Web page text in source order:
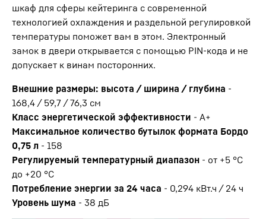
шкаф для сферы кейтеринга с современной
технологией охлаждения и раздельной регулировкой
температуры поможет вам в этом. Электронный
замок в двери открывается с помощью PIN-кода и не
допускает к винам посторонних.
Внешние размеры: высота / ширина / глубина -
168,4 / 59,7 / 76,3 см
Класс энергетической эффективности - A+
Максимальное количество бутылок формата Бордо
0,75 л - 158
Регулируемый температурный диапазон - от +5 °C
до +20 °C
Потребление энергии за 24 часа - 0,294 кВт.ч / 24 ч
Уровень шума - 38 дБ